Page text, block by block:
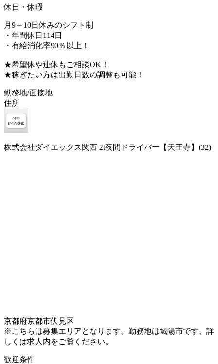
休日・休暇
月9～10日休みのシフト制
・年間休日114日
・有給消化率90％以上！
★希望休や連休もご相談OK！
★稼ぎたい方は出勤日数の調整も可能！
勤務地/面接地
住所
株式会社ダイエックス関西 2t夜間ドライバー【天王寺】(32)
京都府京都市伏見区
※こちらは募集エリアとなります。勤務地は城陽市です。詳
しくは求人内をご覧ください。
歓迎条件